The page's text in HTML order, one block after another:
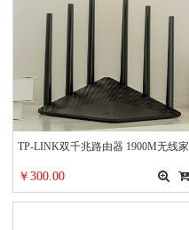
TP-LINK双千兆路由器 1900M无线家
用5G双频 WDR7660千兆 六信号放大
器 高速路由WIFI穿墙IPv6
￥300.00